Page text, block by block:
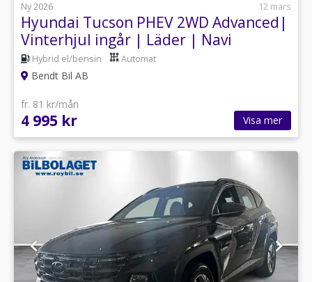
Ny 2026
12 mars
Hyundai Tucson PHEV 2WD Advanced|
Vinterhjul ingår | Läder | Navi
Hybrid el/bensin Automat
Bendt Bil AB
fr. 81 kr/mån
4 995 kr Visa mer